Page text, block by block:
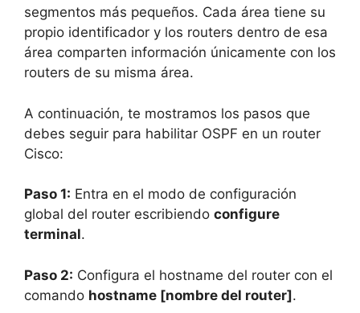
segmentos más pequeños. Cada área tiene su
propio identificador y los routers dentro de esa
área comparten información únicamente con los
routers de su misma área.
A continuación, te mostramos los pasos que
debes seguir para habilitar OSPF en un router
Cisco:
Paso 1: Entra en el modo de configuración
global del router escribiendo configure
terminal.
Paso 2: Configura el hostname del router con el
comando hostname [nombre del router].